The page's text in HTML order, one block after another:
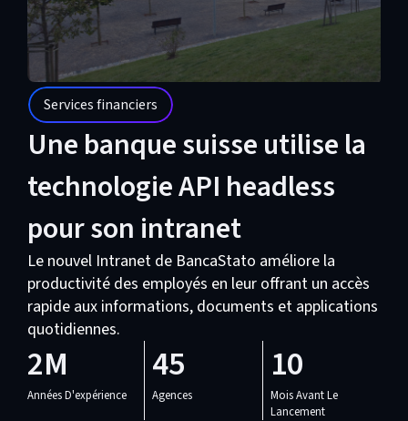
Services financiers
Une banque suisse utilise la
technologie API headless
pour son intranet
Le nouvel Intranet de BancaStato améliore la
productivité des employés en leur offrant un accès
rapide aux informations, documents et applications
quotidiennes.
2M
Années D'expérience
45
Agences
10
Mois Avant Le
Lancement